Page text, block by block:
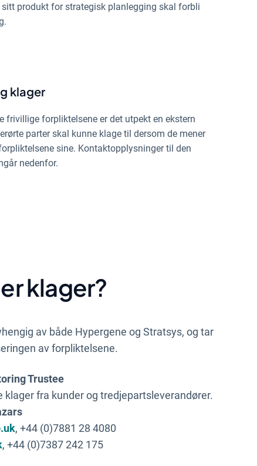
produkt for strategisk planlegging skal forbli
klager
frivillige forpliktelsene er det utpekt en ekstern
parter skal kunne klage til dersom de mener
sine. Kontaktopplysninger til den
nedenfor.
klager?
av både Hypergene og Stratsys, og tar
av forpliktelsene.
Trustee
fra kunder og tredjepartsleverandører.
, +44 (0)7881 28 4080
, +44 (0)7387 242 175